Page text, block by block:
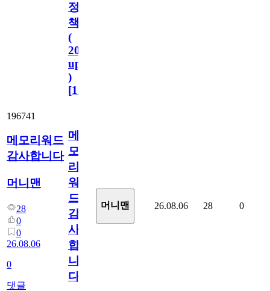
정
책
(
2023.11.1
update
)
[110
196741
메모리워드
감사합니다
머니맨
28
0
0
26.08.06
0
댓글
메
모
리
워
드
감
사
합
니
다
머니맨 26.08.06 28 0